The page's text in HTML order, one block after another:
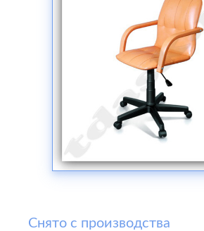
Снято с производства